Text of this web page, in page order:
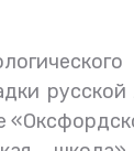
русской